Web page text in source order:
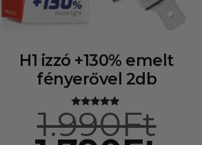
H1 izzó +130% emelt
fényerővel 2db
Értékelés:
4.92
/ 5
1.990Ft